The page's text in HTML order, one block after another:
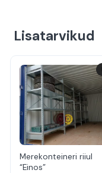
Lisatarvikud
Merekonteineri riiul
“Einos”